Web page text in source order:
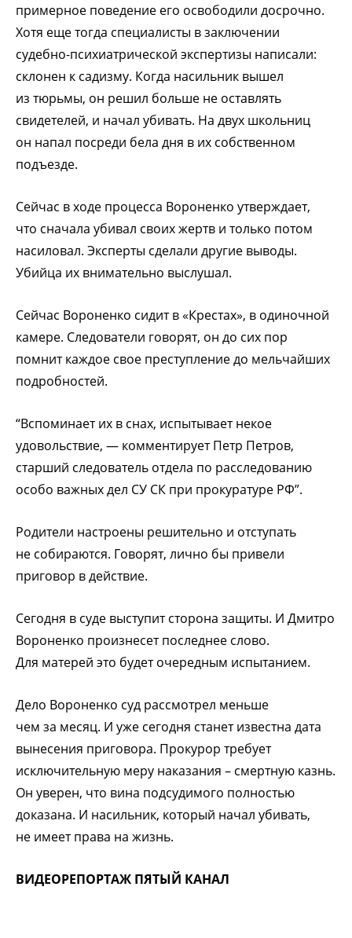
примерное поведение его освободили досрочно.
Хотя еще тогда специалисты в заключении
судебно-психиатрической экспертизы написали:
склонен к садизму. Когда насильник вышел
из тюрьмы, он решил больше не оставлять
свидетелей, и начал убивать. На двух школьниц
он напал посреди бела дня в их собственном
подъезде.
Сейчас в ходе процесса Вороненко утверждает,
что сначала убивал своих жертв и только потом
насиловал. Эксперты сделали другие выводы.
Убийца их внимательно выслушал.
Сейчас Вороненко сидит в «Крестах», в одиночной
камере. Следователи говорят, он до сих пор
помнит каждое свое преступление до мельчайших
подробностей.
“Вспоминает их в снах, испытывает некое
удовольствие, — комментирует Петр Петров,
старший следователь отдела по расследованию
особо важных дел СУ СК при прокуратуре РФ”.
Родители настроены решительно и отступать
не собираются. Говорят, лично бы привели
приговор в действие.
Сегодня в суде выступит сторона защиты. И Дмитро
Вороненко произнесет последнее слово.
Для матерей это будет очередным испытанием.
Дело Вороненко суд рассмотрел меньше
чем за месяц. И уже сегодня станет известна дата
вынесения приговора. Прокурор требует
исключительную меру наказания – смертную казнь.
Он уверен, что вина подсудимого полностью
доказана. И насильник, который начал убивать,
не имеет права на жизнь.
ВИДЕОРЕПОРТАЖ ПЯТЫЙ КАНАЛ